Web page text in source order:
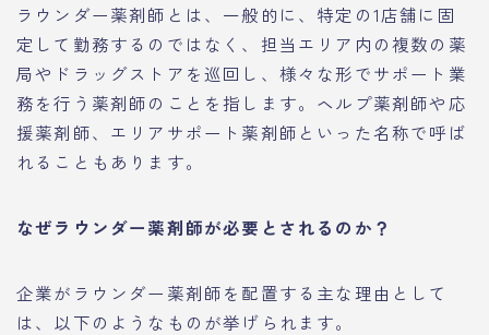
ラウンダー薬剤師とは、一般的に、特定の1店舗に固
定して勤務するのではなく、担当エリア内の複数の薬
局やドラッグストアを巡回し、様々な形でサポート業
務を行う薬剤師のことを指します。ヘルプ薬剤師や応
援薬剤師、エリアサポート薬剤師といった名称で呼ば
れることもあります。
なぜラウンダー薬剤師が必要とされるのか？
企業がラウンダー薬剤師を配置する主な理由として
は、以下のようなものが挙げられます。